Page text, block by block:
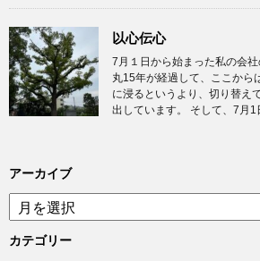
以心伝心
7月１日から始まった私の会
丸15年が経過して、ここから
に浸るというより、切り替え
出しています。 そして、7月1
アーカイブ
ア
ー
カ
カテゴリー